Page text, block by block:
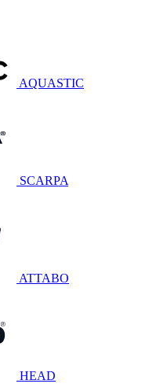
AQUASTIC
SCARPA
ATTABO
HEAD